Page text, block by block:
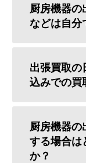
厨房機器
などは自分
出張買取の
込みでの買
厨房機器
する場合は
か？